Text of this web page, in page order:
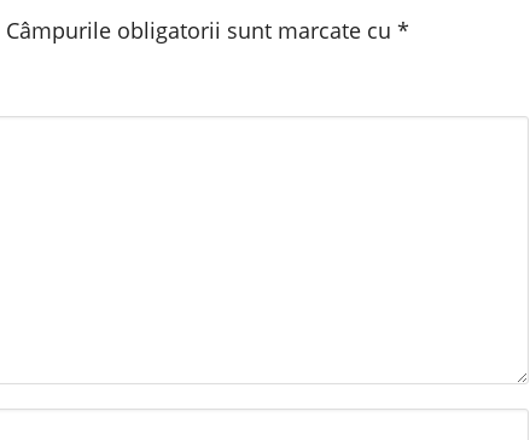
Câmpurile obligatorii sunt marcate cu *